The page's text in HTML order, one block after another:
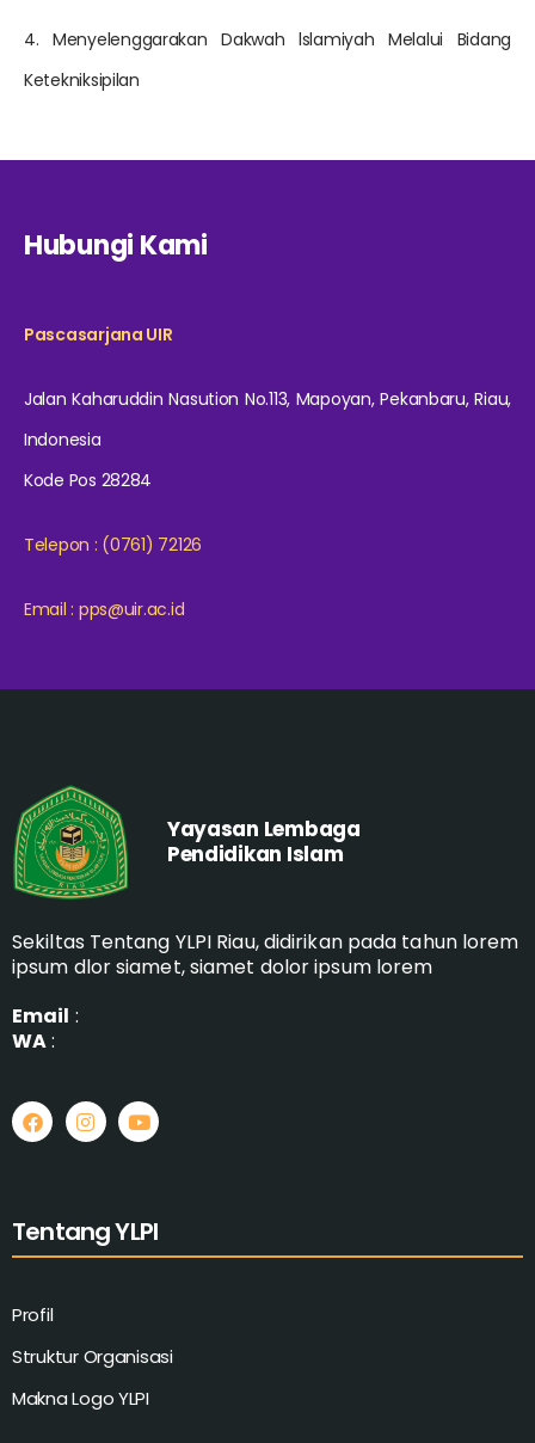
4. Menyelenggarakan Dakwah lslamiyah Melalui Bidang
Ketekniksipilan
Hubungi Kami
Pascasarjana UIR
Jalan Kaharuddin Nasution No.113, Mapoyan, Pekanbaru, Riau,
Indonesia
Kode Pos 28284
Telepon : (0761) 72126
Email : pps@uir.ac.id
Yayasan Lembaga
Pendidikan Islam
Sekiltas Tentang YLPI Riau, didirikan pada tahun lorem
ipsum dlor siamet, siamet dolor ipsum lorem
Email :
WA:
Tentang YLPI
Profil
Struktur Organisasi
Makna Logo YLPI